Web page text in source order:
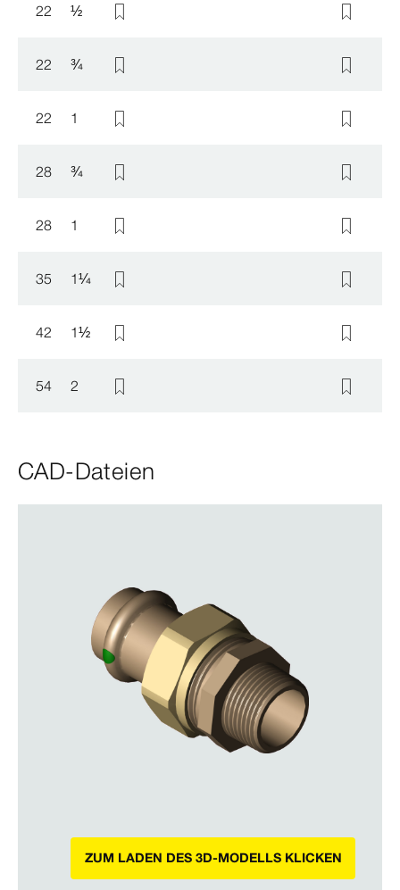
22 ½
22 ¾
22 1
28 ¾
28 1
35 1¼
42 1½
54 2
CAD-Dateien
ZUM LADEN DES 3D-MODELLS KLICKEN